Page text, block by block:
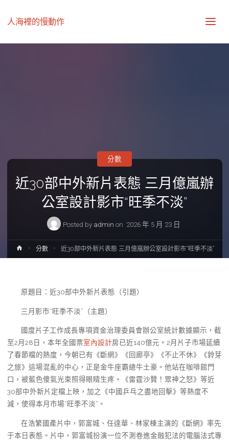
人海裡的慢動作
近30部中外新片表態 三月億嵐辦
公室設計影市“旺季不淡”
Posted by admin on 2026 年 5 月 23 日
分數
Home分數 近30部中外新片表態 三月億嵐辦公室設計影市“旺季不淡”
原題目：近30部中外新片表態（引題）
三月影市“旺季不淡”（主題）
國度片子工作成長專項資金治理委員會辦公室統計數據顯示，截
至2月28日，本年全國票室內設計房已近140億元。2月片子市場延續
了春節檔的熱度，今朝已有《斷網》《回廊亭》《不止不休》《鈴芽
之旅》這場混亂的中心，正是金牛座霸總牛土豪。他站在咖啡館門
口，被藍色傻氣光束照得眼睛生疼。《雷霆沙贊！眾神之怒》等近
30部中外新片定檔上映，加之《中國乒乓之盡地回擊》等熱度不
減，使得本月市場“旺季不淡”。
在浩繁國產片中，郭富城、任達華、林家棟主演的《斷網》率先
于本日表態。片中，郭富城扮演一位不測卷進金融犯法的電腦法式專